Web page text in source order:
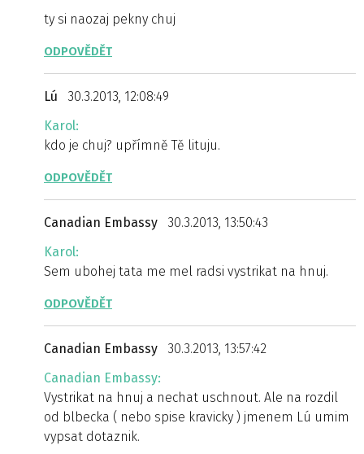
ty si naozaj pekny chuj
ODPOVĚDĚT
Lú
30.3.2013, 12:08:49
Karol:
kdo je chuj? upřímně Tě lituju.
ODPOVĚDĚT
Canadian Embassy
30.3.2013, 13:50:43
Karol:
Sem ubohej tata me mel radsi vystrikat na hnuj.
ODPOVĚDĚT
Canadian Embassy
30.3.2013, 13:57:42
Canadian Embassy:
Vystrikat na hnuj a nechat uschnout. Ale na rozdil
od blbecka ( nebo spise kravicky ) jmenem Lú umim
vypsat dotaznik.